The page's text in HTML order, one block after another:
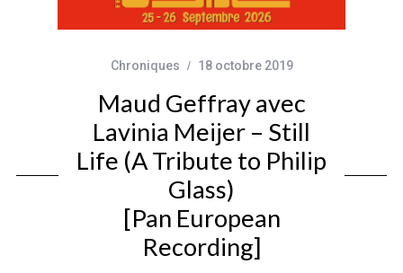
Chroniques 18 octobre 2019
Maud Geffray avec
Lavinia Meijer – Still
Life (A Tribute to Philip
Glass)
[Pan European
Recording]